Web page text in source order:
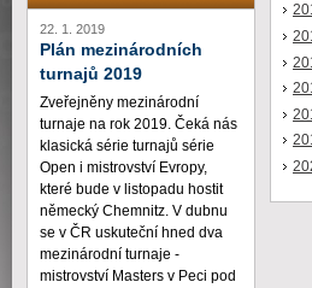
22. 1. 2019
Plán mezinárodních
turnajů 2019
Zveřejněny mezinárodní
turnaje na rok 2019. Čeká nás
klasická série turnajů série
Open i mistrovství Evropy,
které bude v listopadu hostit
německý Chemnitz. V dubnu
se v ČR uskuteční hned dva
mezinárodní turnaje -
mistrovství Masters v Peci pod